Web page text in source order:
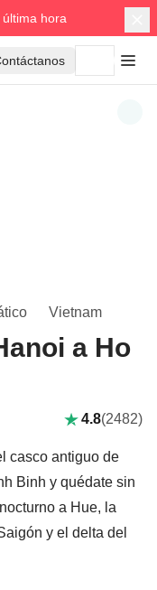
hora
Vietnam
a Ho
4.8(2482)
casco antiguo de
Binh y quédate sin
a Hue, la
y el delta del